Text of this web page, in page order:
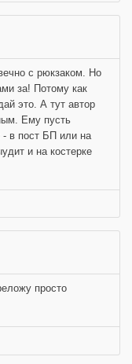
с рюкзаком. Но
за! Потому как
это. А тут автор
Ему пусть
- в пост БП или на
и на костерке
просто